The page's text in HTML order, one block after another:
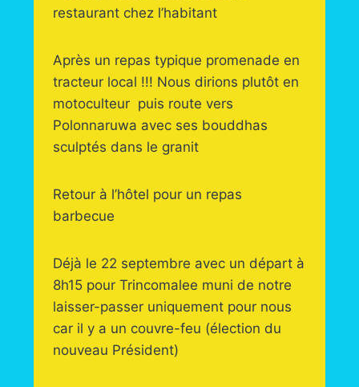
restaurant chez l’habitant
Après un repas typique promenade en
tracteur local !!! Nous dirions plutôt en
motoculteur puis route vers
Polonnaruwa avec ses bouddhas
sculptés dans le granit
Retour à l’hôtel pour un repas
barbecue
Déjà le 22 septembre avec un départ à
8h15 pour Trincomalee muni de notre
laisser-passer uniquement pour nous
car il y a un couvre-feu (élection du
nouveau Président)